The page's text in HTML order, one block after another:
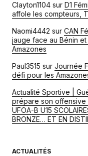
Clayton1104 sur D1
affole les compteurs,
Naomi4442 sur CAN
jauge face au Bénin
Amazones
Paul3515 sur Journée
défi pour les
Actualité Sportive |
prépare son offensive
UFOA-B U15
BRONZE… ET EN
ACTUALITÉS